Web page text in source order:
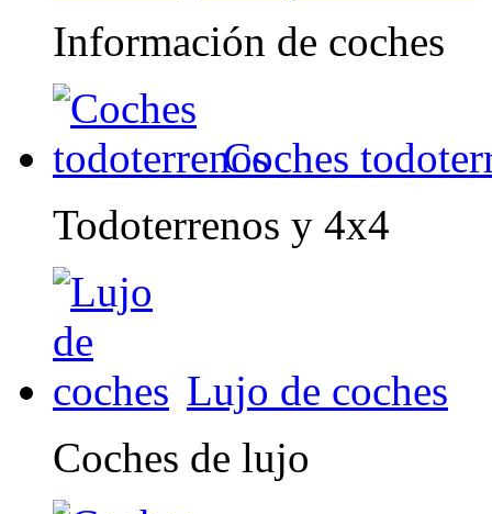
Información de coches
Coches
Todoterrenos y 4x4
Lujo de coches
Coches de lujo